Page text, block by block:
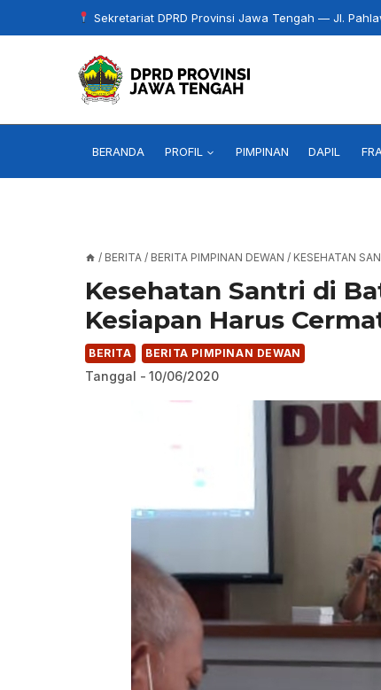
to
Sekretariat DPRD Provinsi Jawa Tengah — Jl.
BERANDA PROFIL PIMPINAN DAPIL
/ BERITA / BERITA PIMPINAN DEWAN / KESEHATAN
Kesehatan Santri di
Kesiapan Harus
BERITA BERITA PIMPINAN DEWAN
Tanggal - 10/06/2020